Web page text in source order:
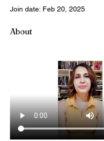
Join date: Feb 20, 2025
About